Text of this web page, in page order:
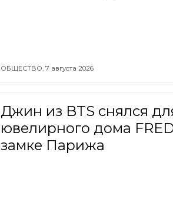
ОБЩЕСТВО, 7 августа 2026
Джин из BTS снялся
ювелирного дома
замке Парижа